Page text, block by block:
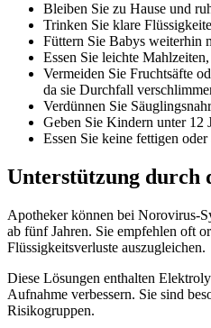
Bleiben Sie zu Hause und
Trinken Sie klare
Füttern Sie Babys weiterhin
Essen Sie leichte
Vermeiden Sie Fruchtsäfte
da sie Durchfall
Verdünnen Sie
Geben Sie Kindern unter 12
Essen Sie keine fettigen oder
Unterstützung durch
Apotheker können bei Norovirus-
ab fünf Jahren. Sie empfehlen oft
Flüssigkeitsverluste auszugleichen.
Diese Lösungen enthalten
Aufnahme verbessern. Sie sind
Risikogruppen.